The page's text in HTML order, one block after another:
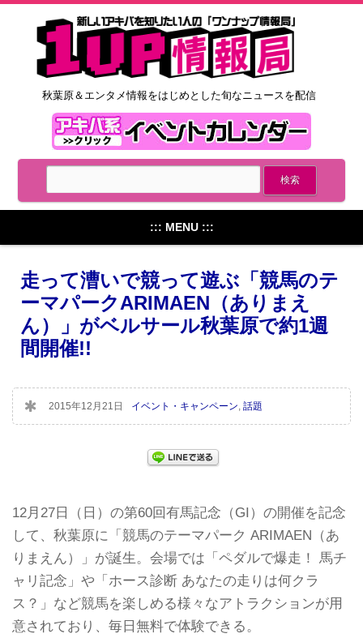
秋葉原＆エンタメ情報をはじめとした旬なニュースを配信
::: MENU :::
走って漕いで競って遊ぶ「競馬のテ
ーマパークARIMAEN（ありまえ
ん）」がベルサール秋葉原で約1週
間開催!!
2015年12月21日 イベント・キャンペーン 話題
12月27日（日）の第60回有馬記念（GI）の開催を記念
して、秋葉原に「競馬のテーマパーク ARIMAEN（あ
りまえん）」が誕生。会場では「ペダルで爆走！ 馬チ
ャリ記念」や「ホース診断 あなたの走りは何クラ
ス？」など競馬を楽しめる様々なアトラクションが用
意されており、毎日無料で体験できる。